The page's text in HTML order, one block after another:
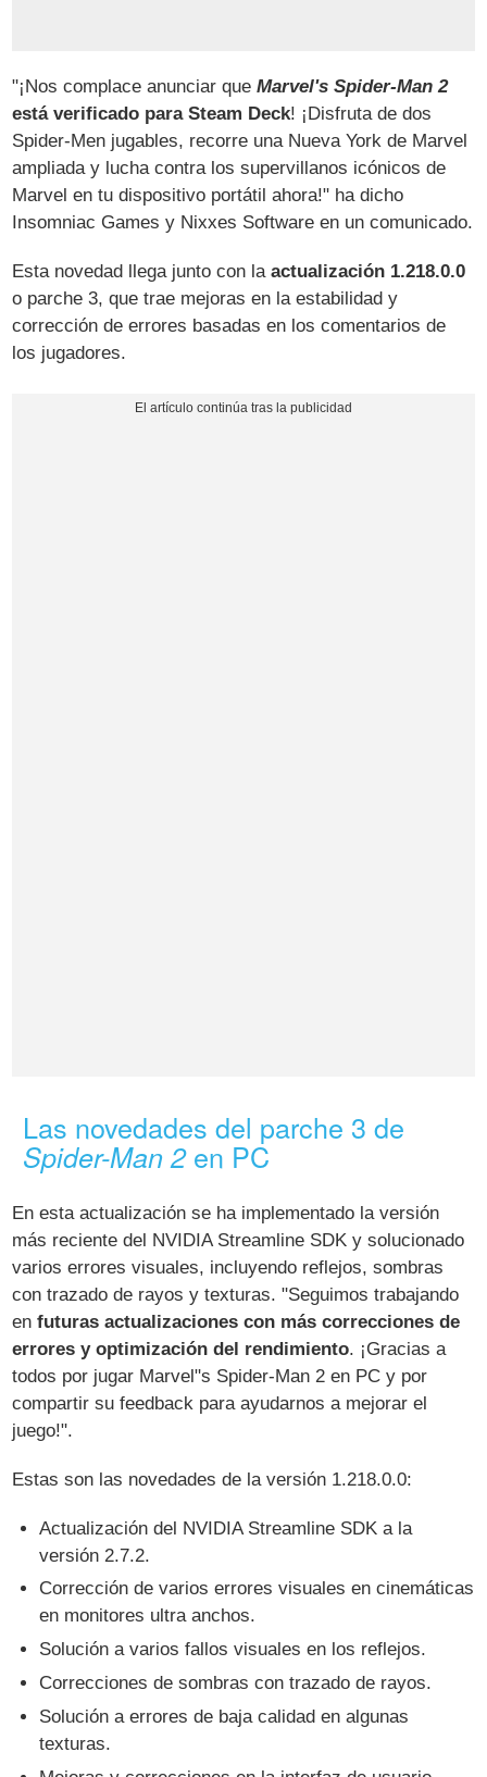
"¡Nos complace anunciar queMarvel's Spider-Man 2
está verificado para Steam Deck! ¡Disfruta de dos
Spider-Men jugables, recorre una Nueva York de Marvel
ampliada y lucha contra los supervillanos icónicos de
Marvel en tu dispositivo portátil ahora!" ha dicho
Insomniac Games y Nixxes Software en un comunicado.
Esta novedad llega junto con laactualización 1.218.0.0
o parche 3, que trae mejoras en la estabilidad y
corrección de errores basadas en los comentarios de
los jugadores.
Las novedades del parche 3 de
Spider-Man 2en PC
En esta actualización se ha implementado la versión
más reciente del NVIDIA Streamline SDK y solucionado
varios errores visuales, incluyendo reflejos, sombras
con trazado de rayos y texturas. "Seguimos trabajando
enfuturas actualizaciones con más correcciones de
errores y optimización del rendimiento. ¡Gracias a
todos por jugar Marvel"s Spider-Man 2 en PC y por
compartir su feedback para ayudarnos a mejorar el
juego!".
Estas son las novedades de la versión 1.218.0.0:
Actualización del NVIDIA Streamline SDK a la
versión 2.7.2.
Corrección de varios errores visuales en cinemáticas
en monitores ultra anchos.
Solución a varios fallos visuales en los reflejos.
Correcciones de sombras con trazado de rayos.
Solución a errores de baja calidad en algunas
texturas.